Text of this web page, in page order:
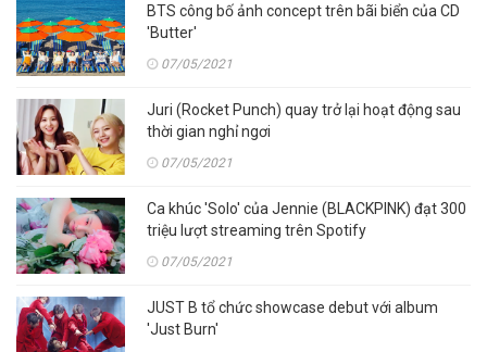
BTS công bố ảnh concept trên bãi biển của CD
'Butter'
07/05/2021
Juri (Rocket Punch) quay trở lại hoạt động sau
thời gian nghỉ ngơi
07/05/2021
Ca khúc 'Solo' của Jennie (BLACKPINK) đạt 300
triệu lượt streaming trên Spotify
07/05/2021
JUST B tổ chức showcase debut với album
'Just Burn'